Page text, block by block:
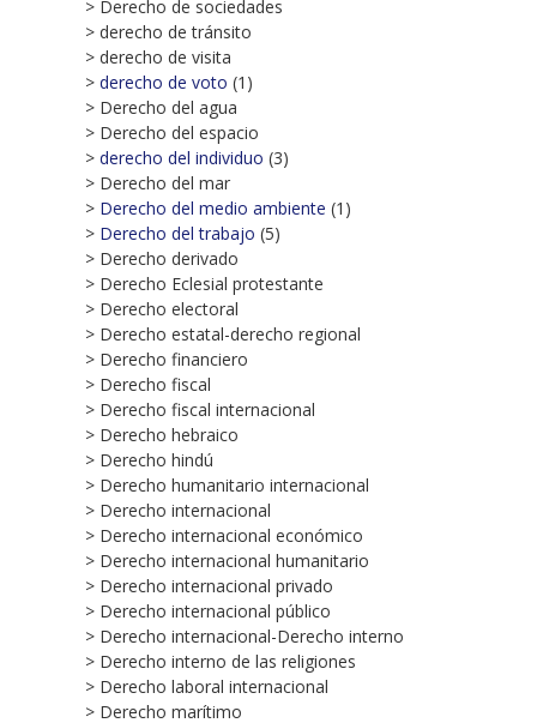
> Derecho de sociedades
> derecho de tránsito
> derecho de visita
> derecho de voto (1)
> Derecho del agua
> Derecho del espacio
> derecho del individuo (3)
> Derecho del mar
> Derecho del medio ambiente (1)
> Derecho del trabajo (5)
> Derecho derivado
> Derecho Eclesial protestante
> Derecho electoral
> Derecho estatal-derecho regional
> Derecho financiero
> Derecho fiscal
> Derecho fiscal internacional
> Derecho hebraico
> Derecho hindú
> Derecho humanitario internacional
> Derecho internacional
> Derecho internacional económico
> Derecho internacional humanitario
> Derecho internacional privado
> Derecho internacional público
> Derecho internacional-Derecho interno
> Derecho interno de las religiones
> Derecho laboral internacional
> Derecho marítimo